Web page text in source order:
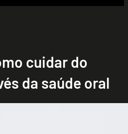
cuidar do
da saúde oral